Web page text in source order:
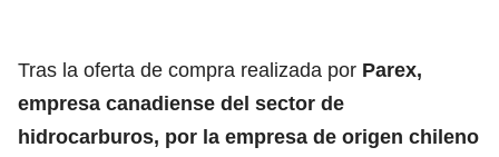
Tras la oferta de compra realizada por Parex,
empresa canadiense del sector de
hidrocarburos, por la empresa de origen chileno